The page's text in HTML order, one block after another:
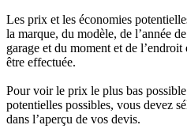
Les prix et les économies
la marque, du modèle, de l’année
garage et du moment et de
être effectuée.
Pour voir le prix le plus bas
potentielles possibles, vous devez
dans l’aperçu de vos devis.